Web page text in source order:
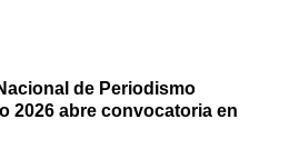
de Periodismo
2026 abre convocatoria en